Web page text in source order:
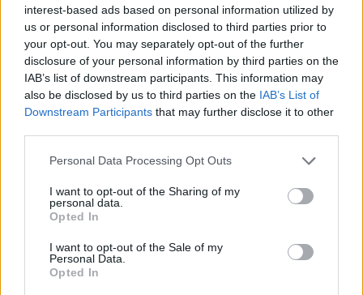
interest-based ads based on personal information utilized by
us or personal information disclosed to third parties prior to
your opt-out. You may separately opt-out of the further
disclosure of your personal information by third parties on the
IAB’s list of downstream participants. This information may
also be disclosed by us to third parties on the IAB’s List of
Downstream Participants that may further disclose it to other
Please note that this website/app uses one or more Google
not limited to your visit or usage behaviour. You may click to
grant or deny consent to Google and its third-party tags to
use your data for below specified purposes in below Google
consent section.
Personal Data Processing Opt Outs
I want to opt-out of the Sharing of my
personal data.
Opted In
I want to opt-out of the Sale of my
Personal Data.
Opted In